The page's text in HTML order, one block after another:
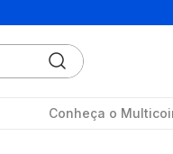
Conheça o